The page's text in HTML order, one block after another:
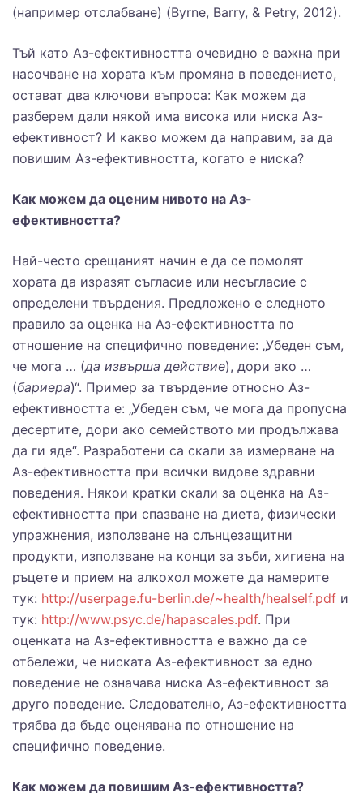
(например отслабване) (Byrne, Barry, & Petry, 2012).
Тъй като Аз-ефективността очевидно е важна при
насочване на хората към промяна в поведението,
остават два ключови въпроса: Как можем да
разберем дали някой има висока или ниска Аз-
ефективност? И какво можем да направим, за да
повишим Аз-ефективността, когато е ниска?
Как можем да оценим нивото на Аз-
ефективността?
Най-често срещаният начин е да се помолят
хората да изразят съгласие или несъгласие с
определени твърдения. Предложено е следното
правило за оценка на Аз-ефективността по
отношение на специфично поведение: „Убеден съм,
че мога … (да извърша действие), дори ако …
(бариера)“. Пример за твърдение относно Аз-
ефективността е: „Убеден съм, че мога да пропусна
десертите, дори ако семейството ми продължава
да ги яде“. Разработени са скали за измерване на
Аз-ефективността при всички видове здравни
поведения. Някои кратки скали за оценка на Аз-
ефективността при спазване на диета, физически
упражнения, използване на слънцезащитни
продукти, използване на конци за зъби, хигиена на
ръцете и прием на алкохол можете да намерите
тук: http://userpage.fu-berlin.de/~health/healself.pdf и
тук: http://www.psyc.de/hapascales.pdf. При
оценката на Аз-ефективността е важно да се
отбележи, че ниската Аз-ефективност за едно
поведение не означава ниска Аз-ефективност за
друго поведение. Следователно, Аз-ефективността
трябва да бъде оценявана по отношение на
специфично поведение.
Как можем да повишим Аз-ефективността?